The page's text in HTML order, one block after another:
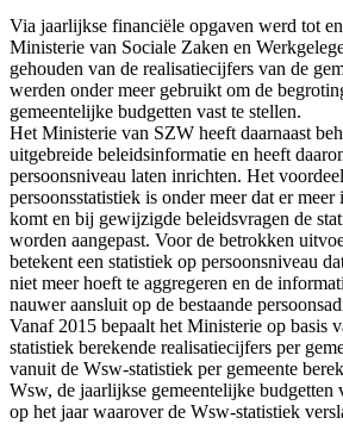
Via jaarlijkse financiële opgaven werd tot
Ministerie van Sociale Zaken en
gehouden van de realisatiecijfers van de
werden onder meer gebruikt om de
gemeentelijke budgetten vast te stellen.
Het Ministerie van SZW heeft daarnaast
uitgebreide beleidsinformatie en heeft
persoonsniveau laten inrichten. Het
persoonsstatistiek is onder meer dat er
komt en bij gewijzigde beleidsvragen de
worden aangepast. Voor de betrokken
betekent een statistiek op persoonsniveau
niet meer hoeft te aggregeren en de
nauwer aansluit op de bestaande
Vanaf 2015 bepaalt het Ministerie op basis
statistiek berekende realisatiecijfers per
vanuit de Wsw-statistiek per gemeente
Wsw, de jaarlijkse gemeentelijke budgetten
op het jaar waarover de Wsw-statistiek